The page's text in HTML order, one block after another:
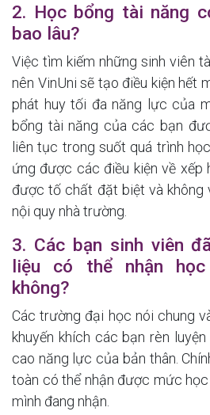
2. Học bổng tài năng
bao lâu?
Việc tìm kiếm những sinh viên
nên VinUni sẽ tạo điều kiện hết
phát huy tối đa năng lực của
bổng tài năng của các bạn
liên tục trong suốt quá trình
ứng được các điều kiện về xếp
được tố chất đặt biệt và không
nội quy nhà trường.
3. Các bạn sinh viên
liệu có thể nhận
không?
Các trường đại học nói chung
khuyến khích các bạn rèn
cao năng lực của bản thân.
toàn có thể nhận được mức
mình đang nhận.